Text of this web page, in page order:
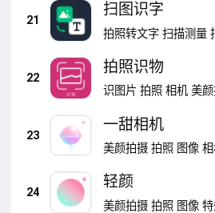
21
扫图识字
拍照转文字 扫描测量
22
拍照识物
识图片 拍照 相机 美
23
一甜相机
美颜拍摄 拍照 图像
24
轻颜
美颜拍摄 拍照 图像